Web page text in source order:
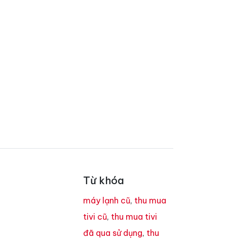
Từ khóa
máy lạnh cũ, thu mua
tivi cũ, thu mua tivi
đã qua sử dụng, thu